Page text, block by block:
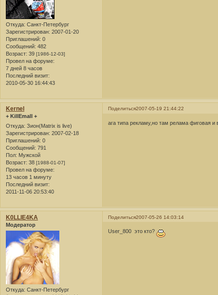
Откуда: Санкт-Петербург
Зарегистрирован: 2007-01-20
Приглашений: 0
Сообщений: 482
Возраст: 39 [1986-12-03]
Провел на форуме:
7 дней 8 часов
Последний визит:
2010-05-30 16:44:43
Поделиться2007-05-19 21:44:22
Kernel
+ KillEmall +
Откуда: Зион(Matrix is live)
Зарегистрирован: 2007-02-18
Приглашений: 0
Сообщений: 791
Пол: Мужской
Возраст: 38 [1988-01-07]
Провел на форуме:
13 часов 1 минуту
Последний визит:
2011-11-06 20:53:40
ага типа рекламу,но там релама фиговая и
Поделиться2007-05-26 14:03:14
K0LLlE4KA
Модератор
Откуда: Санкт-Петербург
User_800 это кто?